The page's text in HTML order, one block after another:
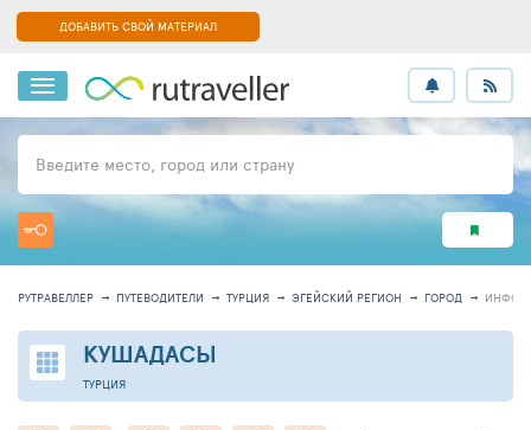
ДОБАВИТЬ СВОЙ МАТЕРИАЛ
Введите место, город или страну
РУТРАВЕЛЛЕР ПУТЕВОДИТЕЛИ ТУРЦИЯ ЭГЕЙСКИЙ РЕГИОН ГОРОД
КУШАДАСЫ
ТУРЦИЯ